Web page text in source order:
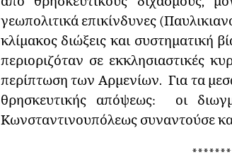
γεωπολιτικά επικίνδυνες
κλίμακος διώξεις και συστηματική
περιοριζόταν σε εκκλησιαστικές
περίπτωση των Αρμενίων. Για τα
θρησκευτικής απόψεως: οι
Κωνσταντινουπόλεως συναντούσε